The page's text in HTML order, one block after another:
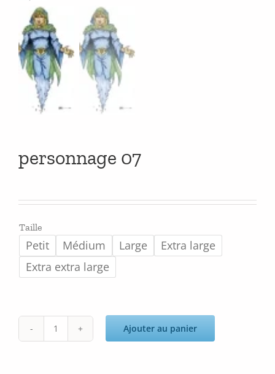
personnage 07
Taille
Petit Médium Large
Extra large
Extra extra large
quantité
Ajouter au panier